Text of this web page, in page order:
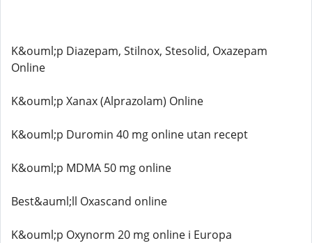
K&ouml;p Diazepam, Stilnox, Stesolid, Oxazepam
Online
K&ouml;p Xanax (Alprazolam) Online
K&ouml;p Duromin 40 mg online utan recept
K&ouml;p MDMA 50 mg online
Best&auml;ll Oxascand online
K&ouml;p Oxynorm 20 mg online i Europa